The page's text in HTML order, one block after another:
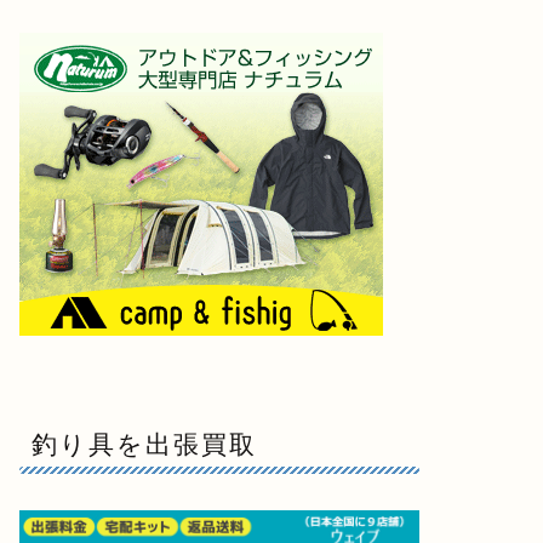
釣り具を出張買取